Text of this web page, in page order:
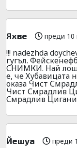
Яхве преди 10
!!! nadezhda
гугъл.
СНИМКИ. Най
е, че Хубавицата
оказа Чист
Чист Смрадлив
Смрадлив
Йешуа преди